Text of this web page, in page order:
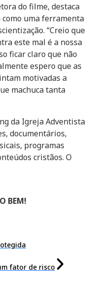
do filme, destaca
uma ferramenta
“Creio que
este mal é a nossa
ficar claro que não
espero que as
motivadas a
machuca tanta
da Igreja Adventista
documentários,
programas
cristãos. O
BEM!
fator de risco